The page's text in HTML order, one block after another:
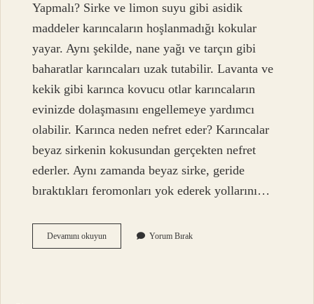
Yapmalı? Sirke ve limon suyu gibi asidik
maddeler karıncaların hoşlanmadığı kokular
yayar. Aynı şekilde, nane yağı ve tarçın gibi
baharatlar karıncaları uzak tutabilir. Lavanta ve
kekik gibi karınca kovucu otlar karıncaların
evinizde dolaşmasını engellemeye yardımcı
olabilir. Karınca neden nefret eder? Karıncalar
beyaz sirkenin kokusundan gerçekten nefret
ederler. Aynı zamanda beyaz sirke, geride
bıraktıkları feromonları yok ederek yollarını…
Devamını okuyunKarınca
Neden
Yorum Bırak